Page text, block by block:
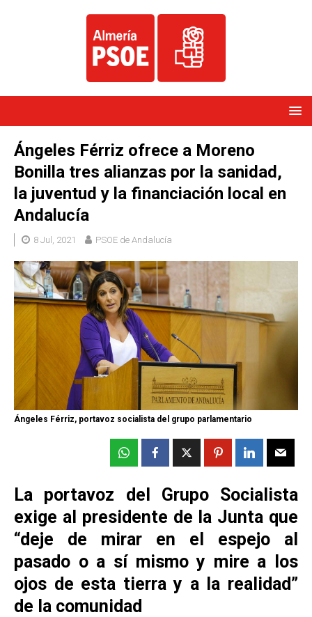
Ángeles Férriz ofrece a Moreno
Bonilla tres alianzas por la sanidad,
la juventud y la financiación local en
Andalucía
8 Jul, 2021 PSOE de Andalucía
Ángeles Férriz, portavoz socialista del grupo parlamentario
La portavoz del Grupo Socialista
exige al presidente de la Junta que
“deje de mirar en el espejo al
pasado o a sí mismo y mire a los
ojos de esta tierra y a la realidad”
de la comunidad